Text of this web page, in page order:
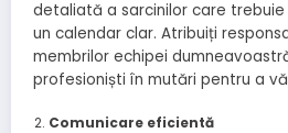
detaliată a sarcinilor care
un calendar clar. Atribuiți
membrilor echipei
profesioniști în mutări pentru a
Comunicare eficientă